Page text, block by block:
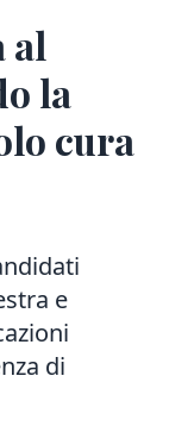
al
la
cura
e
di